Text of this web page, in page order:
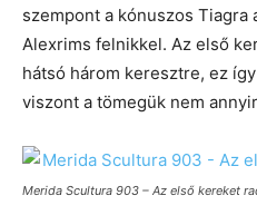
szempont a kónuszos Tiagra
Alexrims felnikkel. Az első
hátsó három keresztre, ez
viszont a tömegük nem
Merida Scultura 903 – Az első kereket